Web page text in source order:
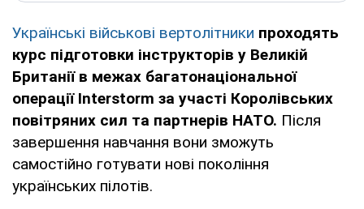
Українські військові вертолітники проходять
курс підготовки інструкторів у Великій
Британії в межах багатонаціональної
операції Interstorm за участі Королівських
повітряних сил та партнерів НАТО. Після
завершення навчання вони зможуть
самостійно готувати нові покоління
українських пілотів.